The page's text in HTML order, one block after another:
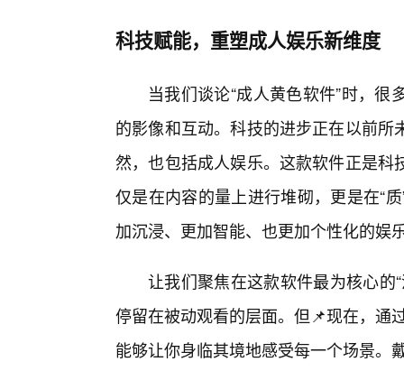
科技赋能，重塑成人娱乐新维度
当我们谈论“成人黄色软件”时，
的影像和互动。科技的进步正在以前
然，也包括成人娱乐。这款软件正是
仅是在内容的量上进行堆砌，更是在“
加沉浸、更加智能、也更加个性化的娱
让我们聚焦在这款软件最为核心的
停留在被动观看的层面。但📌现在，通
能够让你身临其境地感受每一个场景。